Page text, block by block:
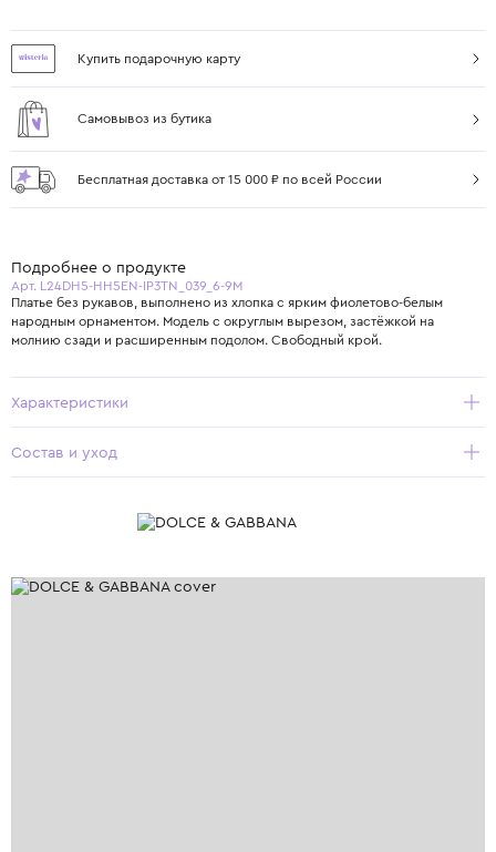
Купить подарочную карту
Самовывоз из бутика
Бесплатная доставка от 15 000 ₽ по всей России
Подробнее о продукте
Арт. L24DH5-HH5EN-IP3TN_039_6-9M
Платье без рукавов, выполнено из хлопка с ярким фиолетово-белым
народным орнаментом. Модель с округлым вырезом, застёжкой на
молнию сзади и расширенным подолом. Свободный крой.
Характеристики
Состав и уход